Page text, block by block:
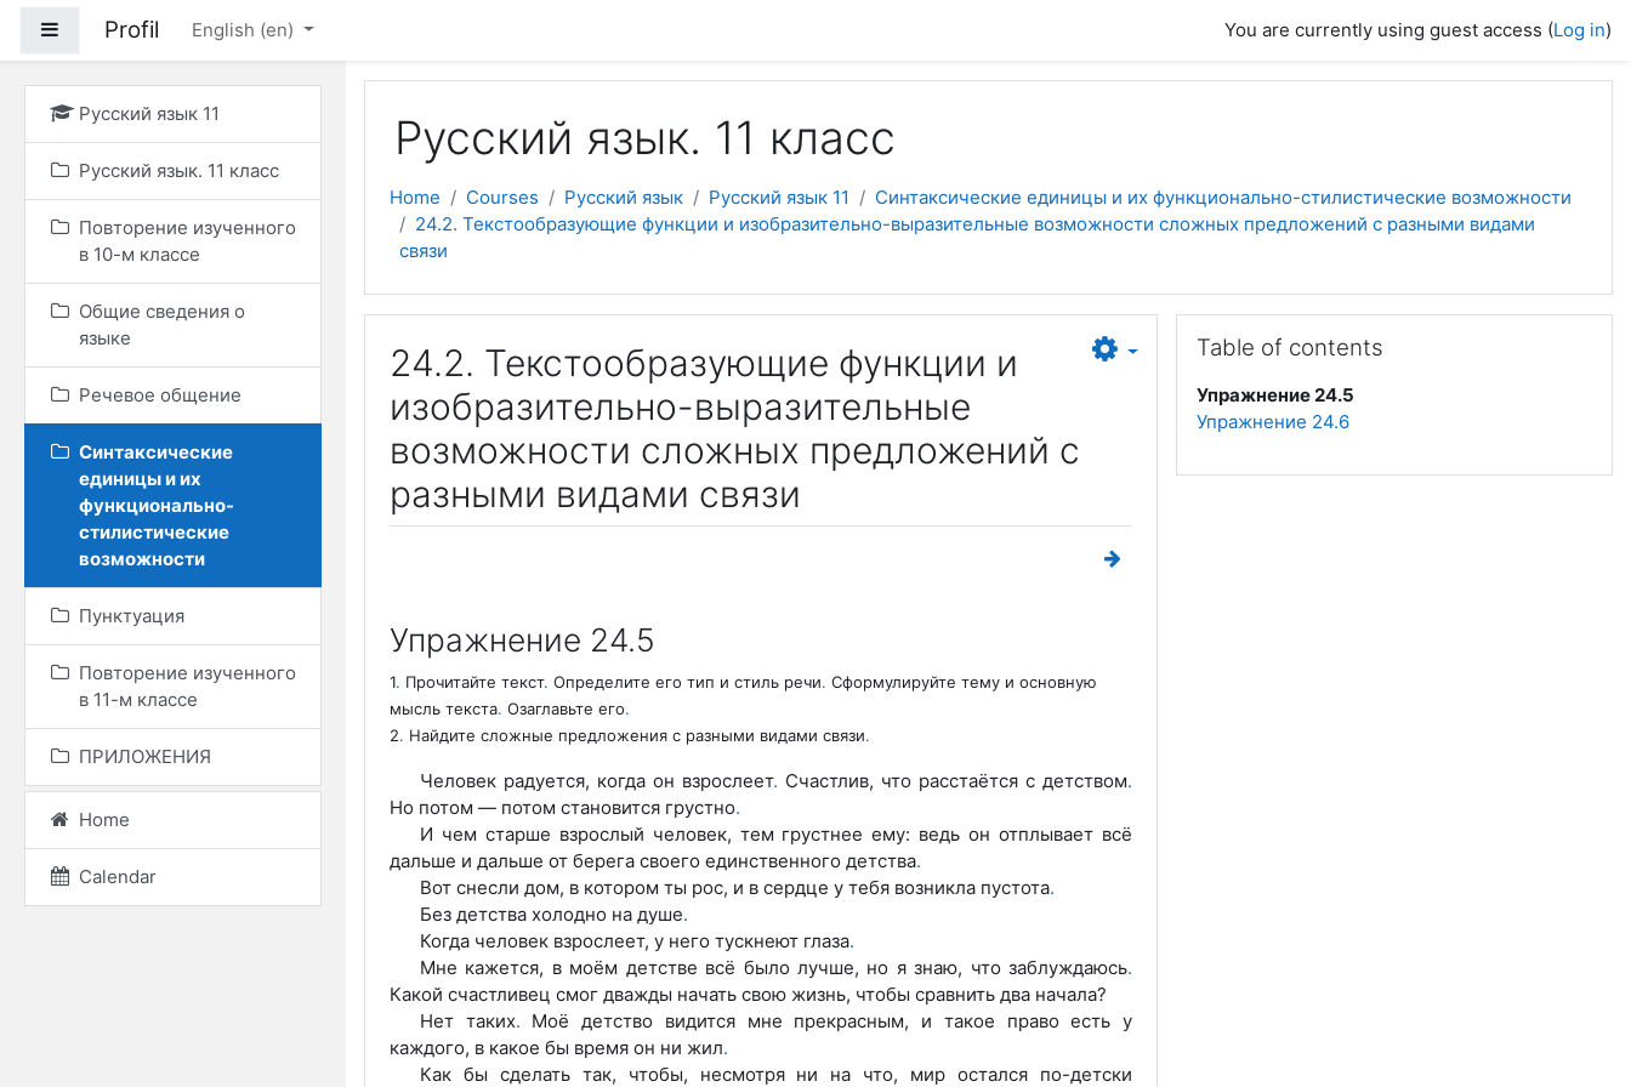
Side panel
Profil English ‎(en)‎ You are currently using guest access (Log in)
Русский язык 11
Русский язык. 11 класс
Повторение изученного
в 10-м классе
Общие сведения о
языке
Речевое общение
Синтаксические
единицы и их
функционально-
стилистические
возможности
Пунктуация
Повторение изученного
в 11-м классе
ПРИЛОЖЕНИЯ
Home
Calendar
Русский язык. 11 класс
Home Courses Русский язык Русский язык 11
Синтаксические единицы и их функционально-стилистические возможности
24.2. Текстообразующие функции и изобразительно-выразительные возможности сложных предложений с разными видами
связи
24.2. Текстообразующие функции и
изобразительно-выразительные
возможности сложных предложений с
разными видами связи
Упражнение 24.5
1. Прочитайте текст. Определите его тип и стиль речи. Сформулируйте тему и основную
мысль текста. Озаглавьте его.
2. Найдите сложные предложения с разными видами связи.
Человек радуется, когда он взрослеет. Счастлив, что расстаётся с детством.
Но потом — потом становится грустно.
И чем старше взрослый человек, тем грустнее ему: ведь он отплывает всё
дальше и дальше от берега своего единственного детства.
Вот снесли дом, в котором ты рос, и в сердце у тебя возникла пустота.
Без детства холодно на душе.
Когда человек взрослеет, у него тускнеют глаза.
Мне кажется, в моём детстве всё было лучше, но я знаю, что заблуждаюсь.
Какой счастливец смог дважды начать свою жизнь, чтобы сравнить два начала?
Нет таких. Моё детство видится мне прекрасным, и такое право есть у
каждого, в какое бы время он ни жил.
Как бы сделать так, чтобы, несмотря ни на что, мир остался по-детски
Table of contents
Упражнение 24.5
Упражнение 24.6